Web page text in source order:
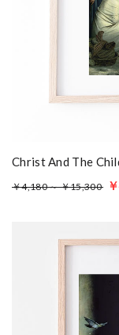
Christ And The
￥4,180 ～ ￥15,300